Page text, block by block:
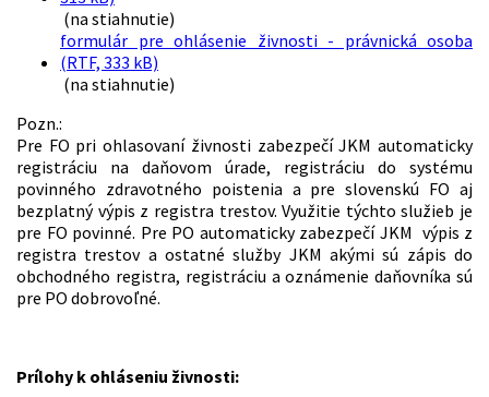
(na stiahnutie)
formulár pre ohlásenie živnosti - právnická osoba
(RTF, 333 kB)
(na stiahnutie)
Pozn.:
Pre FO pri ohlasovaní živnosti zabezpečí JKM automaticky
registráciu na daňovom úrade, registráciu do systému
povinného zdravotného poistenia a pre slovenskú FO aj
bezplatný výpis z registra trestov. Využitie týchto služieb je
pre FO povinné. Pre PO automaticky zabezpečí JKM výpis z
registra trestov a ostatné služby JKM akými sú zápis do
obchodného registra, registráciu a oznámenie daňovníka sú
pre PO dobrovoľné.
Prílohy k ohláseniu živnosti: